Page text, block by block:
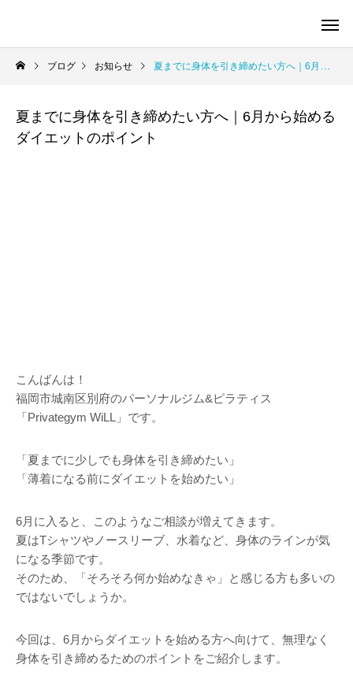
ブログ お知らせ 夏までに身体を引き締めたい方へ｜6月から始めるダイエットのポイント
夏までに身体を引き締めたい方へ｜6月から始める
ダイエットのポイント
こんばんは！
福岡市城南区別府のパーソナルジム&ピラティス
「Privategym WiLL」です。
「夏までに少しでも身体を引き締めたい」
「薄着になる前にダイエットを始めたい」
6月に入ると、このようなご相談が増えてきます。
夏はTシャツやノースリーブ、水着など、身体のラインが気
になる季節です。
そのため、「そろそろ何か始めなきゃ」と感じる方も多いの
ではないでしょうか。
今回は、6月からダイエットを始める方へ向けて、無理なく
身体を引き締めるためのポイントをご紹介します。